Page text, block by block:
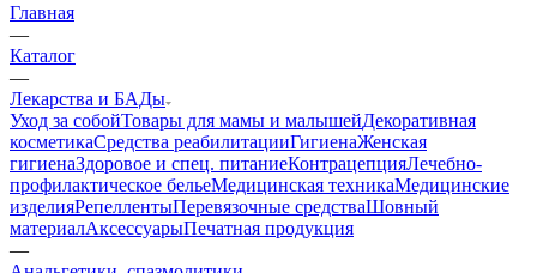
Главная
—
Каталог
—
Лекарства и БАДы
Уход за собойТовары для мамы и малышейДекоративная
косметикаСредства реабилитацииГигиенаЖенская
гигиенаЗдоровое и спец. питаниеКонтрацепцияЛечебно-
профилактическое бельеМедицинская техникаМедицинские
изделияРепеллентыПеревязочные средстваШовный
материалАксессуарыПечатная продукция
—